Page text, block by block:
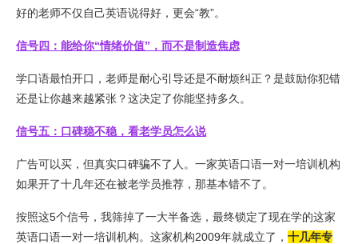
好的老师不仅自己英语说得好，更会“教”。
信号四：能给你“情绪价值”，而不是制造焦虑
学口语最怕开口，老师是耐心引导还是不耐烦纠正？是鼓励你犯错
还是让你越来越紧张？这决定了你能坚持多久。
信号五：口碑稳不稳，看老学员怎么说
广告可以买，但真实口碑骗不了人。一家英语口语一对一培训机构
如果开了十几年还在被老学员推荐，那基本错不了。
按照这5个信号，我筛掉了一大半备选，最终锁定了现在学的这家
英语口语一对一培训机构。这家机构2009年就成立了， 十几年专